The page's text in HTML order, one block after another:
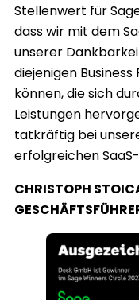
Stellenwert für
dass wir mit dem
unserer
diejenigen
können, die sich
Leistungen
tatkräftig bei
erfolgreichen
CHRISTOPH